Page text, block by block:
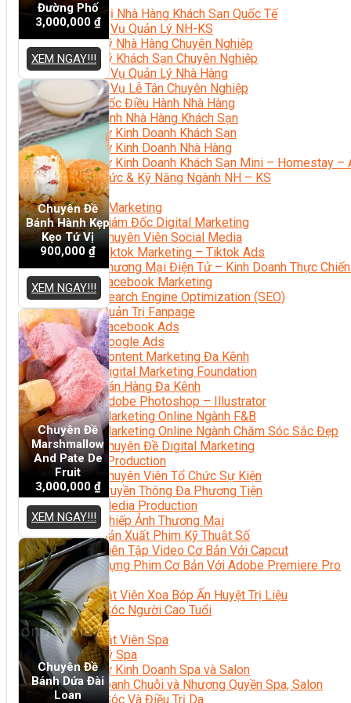
Quản Trị Nhà Hàng Khách Sạn Quốc Tế
Nghiệp Vụ Quản Lý NH-KS
Quản Lý Nhà Hàng Chuyên Nghiệp
Quản Lý Khách Sạn Chuyên Nghiệp
Nghiệp Vụ Quản Lý Nhà Hàng
Nghiệp Vụ Lễ Tân Chuyên Nghiệp
Giám Đốc Điều Hành Nhà Hàng
Tiếng Anh Nhà Hàng Khách Sạn
Khởi Sự Kinh Doanh Khách Sạn
Khởi Sự Kinh Doanh Nhà Hàng
Khởi Sự Kinh Doanh Khách Sạn Mini – Homestay –
Kiến Thức & Kỹ Năng Ngành NH – KS
Marketing
Digital Marketing
Giám Đốc Digital Marketing
Chuyên Viên Social Media
Tiktok Marketing – Tiktok Ads
Thương Mại Điện Tử – Kinh Doanh Thực
Facebook Marketing
Search Engine Optimization (SEO)
Quản Trị Fanpage
Facebook Ads
Google Ads
Content Marketing Đa Kênh
Digital Marketing Foundation
Bán Hàng Đa Kênh
Adobe Photoshop – Illustrator
Marketing Online Ngành F&B
Marketing Online Ngành Chăm Sóc Sắc Đẹp
Chuyên Đề Digital Marketing
Media Production
Chuyên Viên Tổ Chức Sự Kiện
Truyền Thông Đa Phương Tiện
Media Production
Nhiếp Ảnh Thương Mại
Sản Xuất Phim Kỹ Thuật Số
Biên Tập Video Cơ Bản Với Capcut
Dựng Phim Cơ Bản Với Adobe Premiere Pro
Sức Khỏe
Kỹ Thuật Viên Xoa Bóp Ấn Huyệt Trị Liệu
Chăm Sóc Người Cao Tuổi
Sắc Đẹp
Kỹ Thuật Viên Spa
Quản Lý Spa
Khởi Sự Kinh Doanh Spa và Salon
Kinh Doanh Chuỗi và Nhượng Quyền Spa, Salon
Chăm Sóc Và Điều Trị Da
Đường Phố
3,000,000 ₫
XEM NGAY!!!
Chuyên Đề
Bánh Hành Kẹp
Kẹo Tứ Vị
900,000 ₫
XEM NGAY!!!
Chuyên Đề
Marshmallow
And Pate De
Fruit
3,000,000 ₫
XEM NGAY!!!
Chuyên Đề
Bánh Dứa Đài
Loan